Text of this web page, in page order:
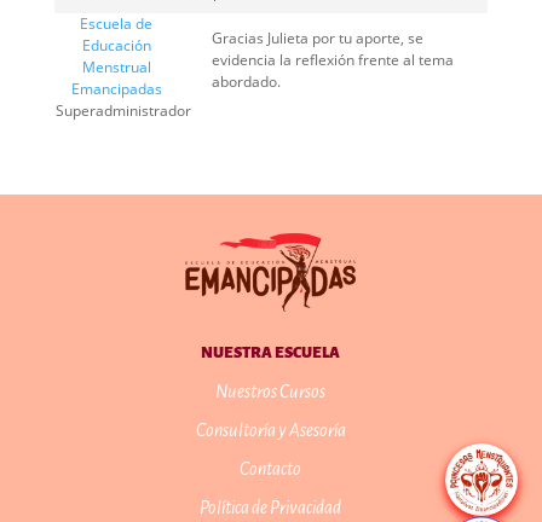
Escuela de
Educación
Menstrual
Emancipadas
Superadministrador
Gracias Julieta por tu aporte, se
evidencia la reflexión frente al tema
abordado.
NUESTRA ESCUELA
Nuestros Cursos
Consultoría y Asesoría
Contacto
Política de Privacidad